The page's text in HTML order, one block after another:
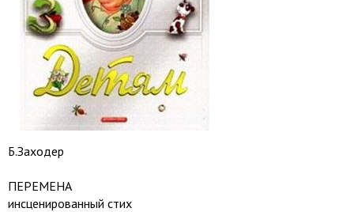
Б.Заходер
ПЕРЕМЕНА
инсценированный стих